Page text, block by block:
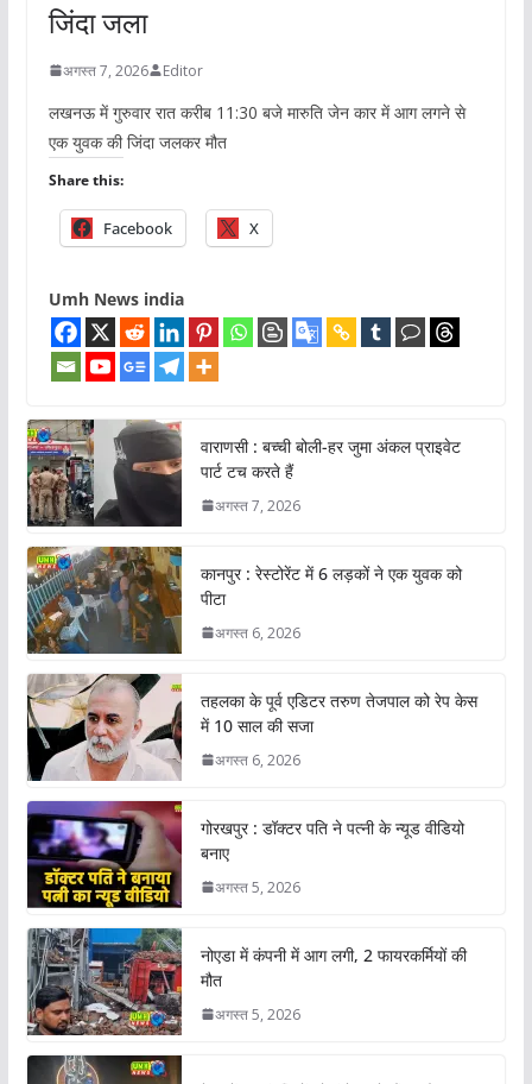
जिंदा जला
अगस्त 7, 2026 Editor
लखनऊ में गुरुवार रात करीब 11:30 बजे मारुति जेन कार में आग लगने से
एक युवक की जिंदा जलकर मौत
Share this:
Facebook X
Umh News india
वाराणसी : बच्ची बोली-हर जुमा अंकल प्राइवेट
पार्ट टच करते हैं
अगस्त 7, 2026
कानपुर : रेस्टोरेंट में 6 लड़कों ने एक युवक को
पीटा
अगस्त 6, 2026
तहलका के पूर्व एडिटर तरुण तेजपाल को रेप केस
में 10 साल की सजा
अगस्त 6, 2026
गोरखपुर : डॉक्टर पति ने पत्नी के न्यूड वीडियो
बनाए
अगस्त 5, 2026
नोएडा में कंपनी में आग लगी, 2 फायरकर्मियों की
मौत
अगस्त 5, 2026